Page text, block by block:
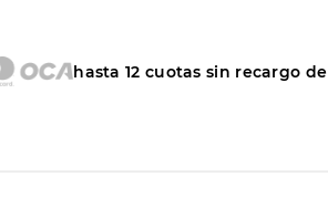
hasta12 cuotas sin recargo de